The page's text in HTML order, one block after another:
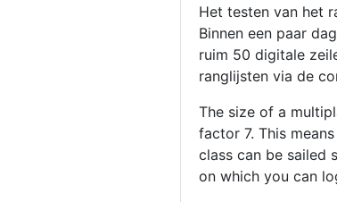
Het testen van het
Binnen een paar
ruim 50 digitale
ranglijsten via de
The size of a
factor 7. This
class can be sailed
on which you can